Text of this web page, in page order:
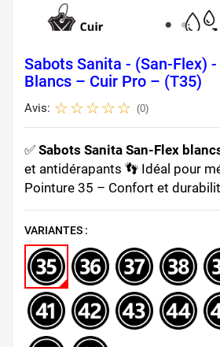
Sabots Sanita - (San-Flex)
Blancs – Cuir Pro – (T35)
Avis: (0)
✅ Sabots Sanita San-Flex
et antidérapants 👣 Idéal pour
Pointure 35 – Confort et
VARIANTES :